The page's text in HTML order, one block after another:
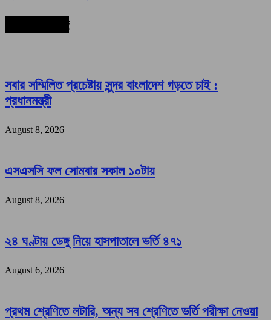
সবার সম্মিলিত প্রচেষ্টায় সুন্দর বাংলাদেশ গড়তে চাই :
প্রধানমন্ত্রী
August 8, 2026
এসএসসি ফল সোমবার সকাল ১০টায়
August 8, 2026
২৪ ঘণ্টায় ডেঙ্গু নিয়ে হাসপাতালে ভর্তি ৪৭১
August 6, 2026
প্রথম শ্রেণিতে লটারি, অন্য সব শ্রেণিতে ভর্তি পরীক্ষা নেওয়া